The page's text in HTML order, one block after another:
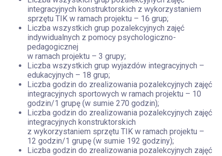
integracyjnych konstruktorskich z wykorzystaniem
sprzętu TIK w ramach projektu – 16 grup;
Liczba wszystkich grup pozalekcyjnych zajęć
indywidualnych z pomocy psychologiczno-
pedagogicznej
w ramach projektu – 3 grupy;
Liczba wszystkich grup wyjazdów integracyjnych –
edukacyjnych – 18 grup;
Liczba godzin do zrealizowania pozalekcyjnych zajęć
integracyjnych sportowych w ramach projektu – 10
godzin/1 grupę (w sumie 270 godzin);
Liczba godzin do zrealizowania pozalekcyjnych zajęć
integracyjnych konstruktorskich
z wykorzystaniem sprzętu TIK w ramach projektu –
12 godzin/1 grupę (w sumie 192 godziny);
Liczba godzin do zrealizowania pozalekcyjnych zajęć